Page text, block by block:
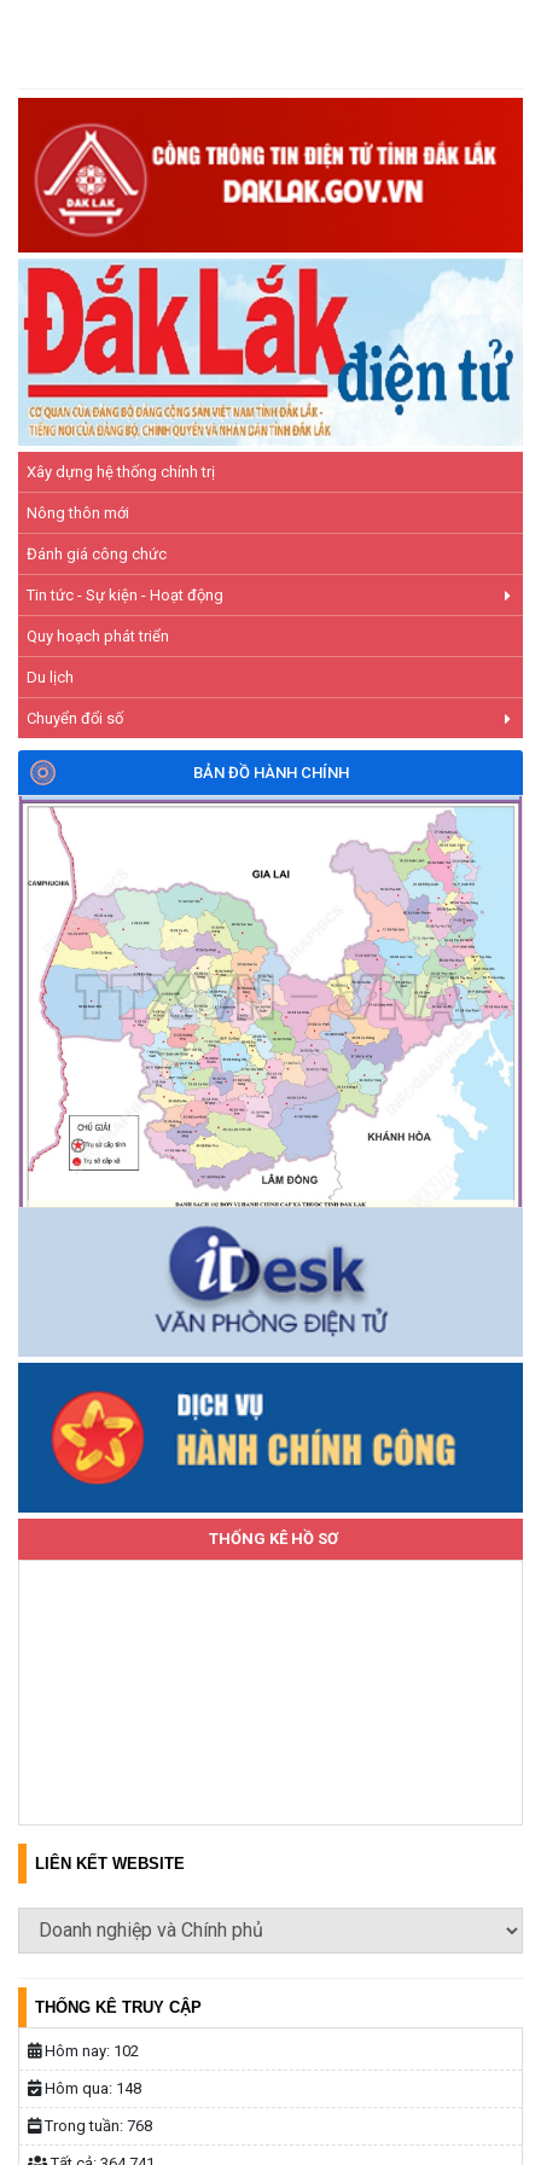
Xây dựng hệ thống chính trị
Nông thôn mới
Đánh giá công chức
Tin tức - Sự kiện - Hoạt động
Quy hoạch phát triển
Du lịch
Chuyển đổi số
BẢN ĐỒ HÀNH CHÍNH
THỐNG KÊ HỒ SƠ
LIÊN KẾT WEBSITE
THỐNG KÊ TRUY CẬP
Hôm nay: 102
Hôm qua: 148
Trong tuần: 768
Hội Cựu chiến binh xã Ea Kiết tăng cường công tác kiểm tra,
giám sát nhằm nâng cao chất lượng tín dụng chính sách
(26/11/2025)
Hiệu quả từ nguồn vốn vay Ngân hàng Chính sách xã hội giúp
các hộ nghèo, cận nghèo thoát nghèo
(20/10/2025)